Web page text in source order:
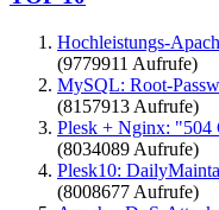
Hochleistungs-
(9779911 Aufrufe)
MySQL: Root-
(8157913 Aufrufe)
Plesk + Nginx: "504
(8034089 Aufrufe)
Plesk10:
(8008677 Aufrufe)